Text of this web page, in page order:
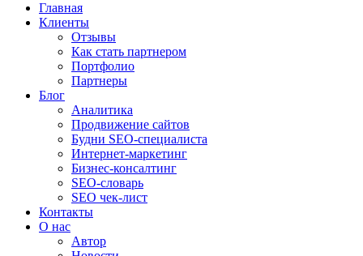
Главная
Клиенты
Отзывы
Как стать партнером
Портфолио
Партнеры
Блог
Аналитика
Продвижение сайтов
Будни SEO-специалиста
Интернет-маркетинг
Бизнес-консалтинг
SEO-словарь
SEO чек-лист
Контакты
О нас
Автор